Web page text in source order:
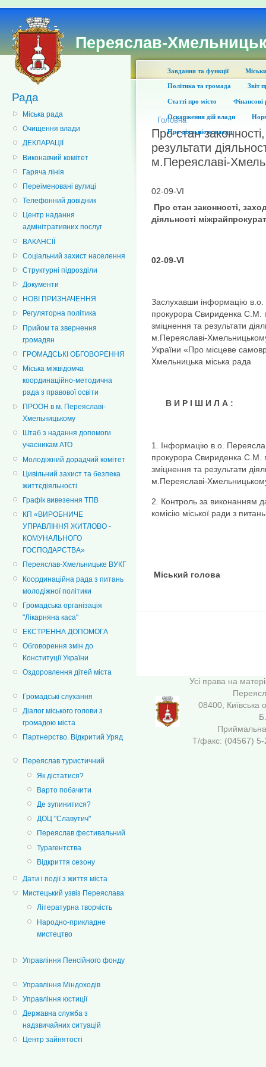
Переяслав-
Рада
Міська рада
Очищення влади
ДЕКЛАРАЦІЇ
Виконавчий комітет
Гаряча лінія
Переіменовані вулиці
Телефонний довідник
Центр надання
адмінітративних послуг
ВАКАНСІЇ
Соціальний захист населення
Структурні підрозділи
Документи
НОВІ ПРИЗНАЧЕННЯ
Регуляторна політика
Прийом та звернення
громадян
ГРОМАДСЬКІ ОБГОВОРЕННЯ
Міська міжвідомча
координаційно-методична
рада з правової освіти
ПРООН в м. Переяславі-
Хмельницькому
Штаб з надання допомоги
учасникам АТО
Молодіжний дорадчий комітет
Цивільний захист та безпека
життєдіяльності
Графік вивезення ТПВ
КП «ВИРОБНИЧЕ
УПРАВЛІННЯ ЖИТЛОВО -
КОМУНАЛЬНОГО
ГОСПОДАРСТВА»
Переяслав-Хмельницьке ВУКГ
Координаційна рада з питань
молодіжної політики
Громадська організація
"Лікарняна каса"
ЕКСТРЕННА ДОПОМОГА
Обговорення змін до
Конституції України
Оздоровлення дітей міста
Громадські слухання
Діалог міського голови з
громадою міста
Партнерство. Відкритий Уряд
Переяслав туристичний
Як дістатися?
Варто побачити
Де зупинитися?
ДОЦ "Славутич"
Переяслав фестивальний
Турагентства
Відкриття сезону
Дати і події з життя міста
Мистецький узвіз Переяслава
Літературна творчість
Народно-прикладне
мистецтво
Управління Пенсійного фонду
Управління Міндоходів
Управління юстиції
Державна служба з
надзвичайних ситуацій
Центр зайнятості
Завдання та функції
Політика та громада Звіт
Статті про місто Фінансові
Оскарження дій влади
Про діяльність влади
Головна
Про стан
результати
м.Переяславі-
02-09-VІ
Про стан законності,
діяльності
02-09-VІ
Заслухавши інформацію
прокурора Свириденка С.М.
зміцнення та результати
м.Переяславі-
України «Про місцеве
Хмельницька міська рада
В И Р І Ш И Л А :
1. Інформацію в.о.
прокурора Свириденка С.М.
зміцнення та результати
м.Переяславі-
2. Контроль за виконанням
комісію міської ради з
Міський
Усі права на
08400, Київська
Т/факс: